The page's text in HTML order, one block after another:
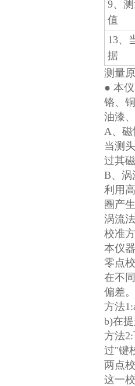
9、
值
13、
据
测量
● 本
铬、
油漆
A、磁
当测
过其
B、涡
利用
圈产
涡流
校准
本仪
零点
在不
偏差
方法
b)在
方法
过"键
两点
这一